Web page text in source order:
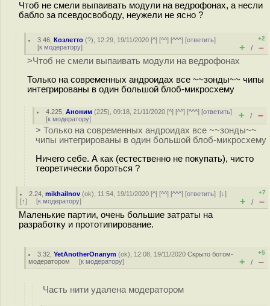
Чтоб не смели выпаивать модули на ведрофонах, а несли
бабло за псевдосвободу, неужели не ясно ?
3.46 ,Козлетто (?), 12:29, 19/11/2020 [^] [^^] [^^^] [ответить]
[к модератору]
+2
+ / –
>Чтоб не смели выпаивать модули на ведрофонах
Только на современных андроидах все ~~зонды~~ чипы
интегрированы в один большой блоб-микросхему
4.225 ,Аноним (225), 09:18, 21/11/2020 [^] [^^] [^^^] [ответить]
[к модератору] + / –
> Только на современных андроидах все ~~зонды~~
чипы интегрированы в один большой блоб-микросхему
Ничего себе. А как (естественно не покупать), чисто
теоретически бороться ?
2.24 ,mikhailnov (ok), 11:54, 19/11/2020 [^] [^^] [^^^] [ответить][↓]
[↑] [к модератору]
+7
+ / –
Маленькие партии, очень большие затраты на
разработку и прототипирование.
3.32 ,YetAnotherOnanym (ok), 12:08, 19/11/2020Скрыто ботом-
модератором [к модератору]
+5
+ / –
Часть нити удалена модератором